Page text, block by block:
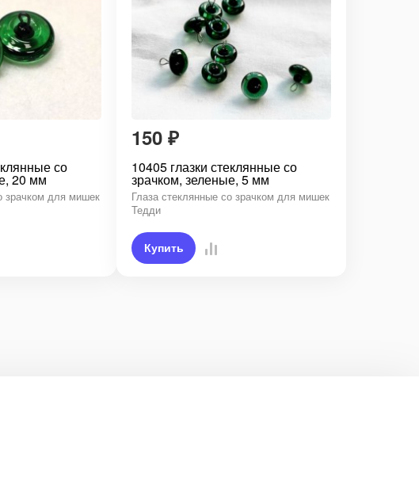
со
20 мм
зрачком для мишек
150 ₽
10405 глазки стеклянные со
зрачком, зеленые, 5 мм
Глаза стеклянные со зрачком для мишек
Тедди
Купить